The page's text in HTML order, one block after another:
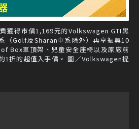
獲得市價1,169元的Volkswagen GTI黑
（Golf及Sharan車系除外）再享振興10
Box車頂架、兒童安全座椅以及原廠前
1折的超值入手價。 圖／Volkswagen提